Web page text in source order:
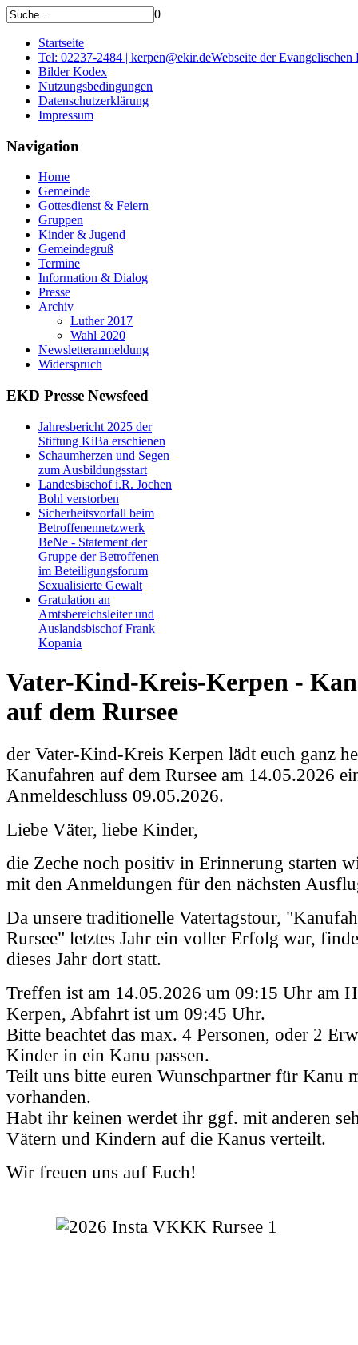
0
Startseite
Tel: 02237-2484 | kerpen@ekir.deWebseite der
Bilder Kodex
Nutzungsbedingungen
Datenschutzerklärung
Impressum
Navigation
Home
Gemeinde
Gottesdienst & Feiern
Gruppen
Kinder & Jugend
Gemeindegruß
Termine
Information & Dialog
Presse
Archiv
Luther 2017
Wahl 2020
Newsletteranmeldung
Widerspruch
EKD Presse Newsfeed
Jahresbericht 2025 der
Stiftung KiBa erschienen
Schaumherzen und Segen
zum Ausbildungsstart
Landesbischof i.R. Jochen
Bohl verstorben
Sicherheitsvorfall beim
Betroffenennetzwerk
BeNe - Statement der
Gruppe der Betroffenen
im Beteiligungsforum
Sexualisierte Gewalt
Gratulation an
Amtsbereichsleiter und
Auslandsbischof Frank
Kopania
Vater-Kind-Kreis-Kerpen -
auf dem Rursee
der Vater-Kind-Kreis Kerpen lädt euch ganz
Kanufahren auf dem Rursee am 14.05.2026
Anmeldeschluss 09.05.2026.
Liebe Väter, liebe Kinder,
die Zeche noch positiv in Erinnerung starten
mit den Anmeldungen für den nächsten
Da unsere traditionelle Vatertagstour,
Rursee" letztes Jahr ein voller Erfolg war,
dieses Jahr dort statt.
Treffen ist am 14.05.2026 um 09:15 Uhr am
Kerpen, Abfahrt ist um 09:45 Uhr.
Bitte beachtet das max. 4 Personen, oder 2
Kinder in ein Kanu passen.
Teilt uns bitte euren Wunschpartner für Kanu
vorhanden.
Habt ihr keinen werdet ihr ggf. mit anderen
Vätern und Kindern auf die Kanus verteilt.
Wir freuen uns auf Euch!